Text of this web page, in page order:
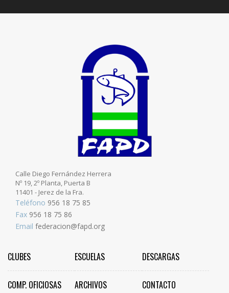
Calle Diego Fernández Herrera
Nº 19, 2º Planta, Puerta B
11401 - Jerez de la Fra.
Teléfono 956 18 75 85
Fax 956 18 75 86
Email federacion@fapd.org
CLUBES ESCUELAS DESCARGAS
COMP. OFICIOSAS ARCHIVOS CONTACTO